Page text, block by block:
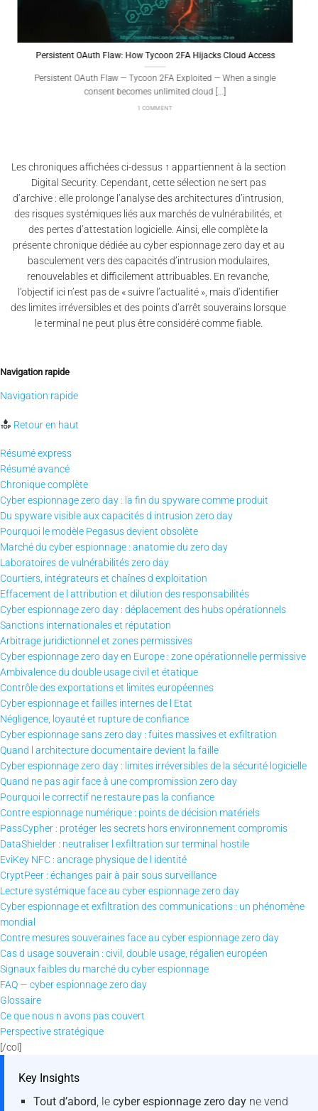
Persistent OAuth Flaw: How Tycoon 2FA Hijacks Cloud Access
Persistent OAuth Flaw — Tycoon 2FA Exploited — When a single
consent becomes unlimited cloud [...]
1 COMMENT
Les chroniques affichées ci-dessus ↑ appartiennent à la section
Digital Security. Cependant, cette sélection ne sert pas
d’archive : elle prolonge l’analyse des architectures d’intrusion,
des risques systémiques liés aux marchés de vulnérabilités, et
des pertes d’attestation logicielle. Ainsi, elle complète la
présente chronique dédiée au cyber espionnage zero day et au
basculement vers des capacités d’intrusion modulaires,
renouvelables et difficilement attribuables. En revanche,
l’objectif ici n’est pas de « suivre l’actualité », mais d’identifier
des limites irréversibles et des points d’arrêt souverains lorsque
le terminal ne peut plus être considéré comme fiable.
Navigation rapide
Navigation rapide
Retour en haut
Résumé express
Résumé avancé
Chronique complète
Cyber espionnage zero day : la fin du spyware comme produit
Du spyware visible aux capacités d intrusion zero day
Pourquoi le modèle Pegasus devient obsolète
Marché du cyber espionnage : anatomie du zero day
Laboratoires de vulnérabilités zero day
Courtiers, intégrateurs et chaînes d exploitation
Effacement de l attribution et dilution des responsabilités
Cyber espionnage zero day : déplacement des hubs opérationnels
Sanctions internationales et réputation
Arbitrage juridictionnel et zones permissives
Cyber espionnage zero day en Europe : zone opérationnelle permissive
Ambivalence du double usage civil et étatique
Contrôle des exportations et limites européennes
Cyber espionnage et failles internes de l Etat
Négligence, loyauté et rupture de confiance
Cyber espionnage sans zero day : fuites massives et exfiltration
Quand l architecture documentaire devient la faille
Cyber espionnage zero day : limites irréversibles de la sécurité logicielle
Quand ne pas agir face à une compromission zero day
Pourquoi le correctif ne restaure pas la confiance
Contre espionnage numérique : points de décision matériels
PassCypher : protéger les secrets hors environnement compromis
DataShielder : neutraliser l exfiltration sur terminal hostile
EviKey NFC : ancrage physique de l identité
CryptPeer : échanges pair à pair sous surveillance
Lecture systémique face au cyber espionnage zero day
Cyber espionnage et exfiltration des communications : un phénomène
mondial
Contre mesures souveraines face au cyber espionnage zero day
Cas d usage souverain : civil, double usage, régalien européen
Signaux faibles du marché du cyber espionnage
FAQ — cyber espionnage zero day
Glossaire
Ce que nous n avons pas couvert
Perspective stratégique
[/col]
Key Insights
Tout d’abord, le cyber espionnage zero dayne vend